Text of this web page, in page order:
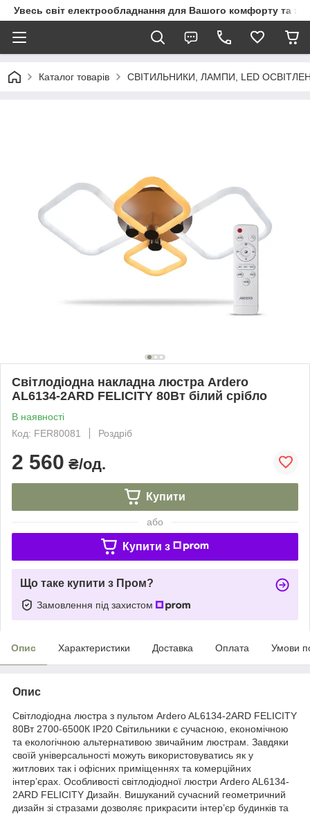
Увесь світ електрообладнання для Вашого комфорту та
Каталог товарів СВІТИЛЬНИКИ, ЛАМПИ, LED
Світлодіодна накладна люстра Ardero
AL6134-2ARD FELICITY 80Вт білий срібло
В наявності
Код: FER80081
Роздріб
2 560 ₴/од.
Купити
або
Купити з
Що таке купити з Пром?
Замовлення під захистом
Опис Характеристики Доставка Оплата Умови
Опис
Світлодіодна люстра з пультом Ardero AL6134-2ARD FELICITY
80Вт 2700-6500К IP20 Світильники є сучасною, економічною
та екологічною альтернативою звичайним люстрам. Завдяки
своїй універсальності можуть використовуватись як у
житлових так і офісних приміщеннях та комерційних
інтер’єрах. Особливості світлодіодної люстри Ardero AL6134-
2ARD FELICITY Дизайн. Вишуканий сучасний геометричний
дизайн зі стразами дозволяє прикрасити інтер’єр будинків та